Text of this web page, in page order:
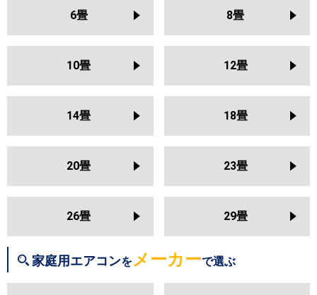
U251DR
三菱電機 MSZ-KXV2526 MSZ-NXV2526
MSZ-HXV2526
MSZ-GV2526
MSZ-JXV2526 MSZ-ZXV2526
RAS-MJ2526S RAS-VJ2526S
RAS-ZJ2526S
RAS-XJ2526S
RAS-VJ2525S RAS-ZJ2525S
SRK2526SK2
SRK2526TWF
SRK2526T SRK2526R SRK2526S
パナソニック CS-255DJ CS-255DGX CS-
S253ATCS
S253ATFS
S253ATMS S253ATRS S25ZTES
S25ZTCXS
S25ZTFXS
S25ZTVXS S25ZTMXS
S25ZTRXS
東芝 RAS-2514T RAS-N251X RAS-
N251DX
RAS-N251DZ RAS-
K251X
RAS-2513T RAS-K251DZ
RAS-K251DX
RAS-K251DRH
6畳 8畳
10畳 12畳
14畳 18畳
20畳 23畳
26畳 29畳
家庭用エアコンをメーカーで選ぶ